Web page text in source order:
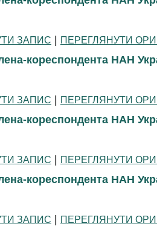
ЗАПИС | ПЕРЕГЛЯНУТИ
кореспондента НАН
ЗАПИС | ПЕРЕГЛЯНУТИ
кореспондента НАН
ЗАПИС | ПЕРЕГЛЯНУТИ
кореспондента НАН
ЗАПИС | ПЕРЕГЛЯНУТИ